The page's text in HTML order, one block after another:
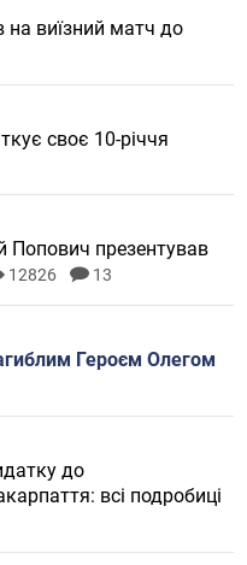
на виїзний матч до
своє 10-річчя
Попович презентував
12826 13
Героєм Олегом
до
всі подробиці